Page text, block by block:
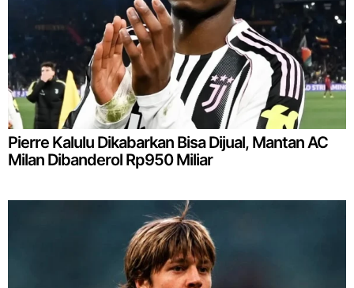
Pierre Kalulu Dikabarkan Bisa Dijual, Mantan AC
Milan Dibanderol Rp950 Miliar